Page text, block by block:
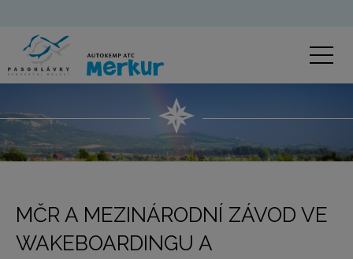
MČR A MEZINÁRODNÍ ZÁVOD VE
WAKEBOARDINGU A